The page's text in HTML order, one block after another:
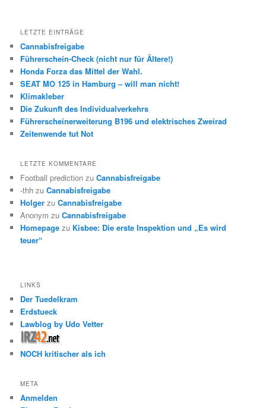
LETZTE EINTRÄGE
Cannabisfreigabe
Führerschein-Check (nicht nur für Ältere!)
Honda Forza das Mittel der Wahl.
SEAT MO 125 in Hamburg – will man nicht!
Klimakleber
Die Zukunft des Individualverkehrs
Führerscheinerweiterung B196 und elektrisches Zweirad
Zeitenwende tut Not
LETZTE KOMMENTARE
Football prediction zuCannabisfreigabe
-thh zuCannabisfreigabe
Holger zuCannabisfreigabe
Anonym zuCannabisfreigabe
Homepage zu Kisbee: Die erste Inspektion und „Es wird
teuer“
LINKS
Der Tuedelkram
Erdstueck
Lawblog by Udo Vetter
NOCH kritischer als ich
META
Anmelden